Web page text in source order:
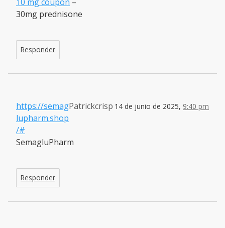
30mg prednisone
Responder
Patrickcrisp 14 de junio de 2025, 9:40 pm
https://semag
lupharm.shop
/#
SemagluPharm
Responder